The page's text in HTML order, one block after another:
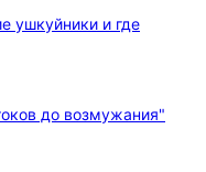
ушкуйники и где